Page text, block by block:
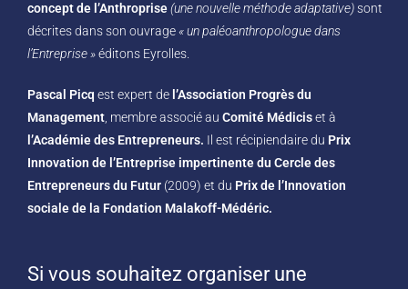
concept de l’Anthroprise(une nouvelle méthode adaptative)sont
décrites dans son ouvrage« un paléoanthropologue dans
l’Entreprise »éditons Eyrolles.
Pascal Picq est expert de l’Association Progrès du
Management , membre associé au Comité Médiciset à
l’Académie des Entrepreneurs. Il est récipiendaire du Prix
Innovation de l’Entreprise impertinente du Cercle des
Entrepreneurs du Futur (2009) et du Prix de l’Innovation
sociale de la Fondation Malakoff-Médéric.
Si vous souhaitez organiser une